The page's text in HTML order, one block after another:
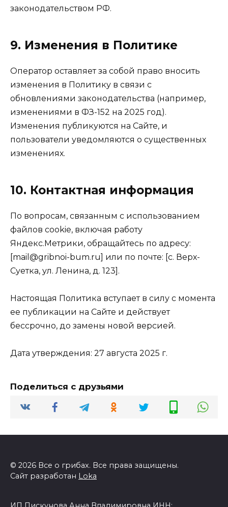
законодательством РФ.
9. Изменения в Политике
Оператор оставляет за собой право вносить
изменения в Политику в связи с
обновлениями законодательства (например,
изменениями в ФЗ-152 на 2025 год).
Изменения публикуются на Сайте, и
пользователи уведомляются о существенных
изменениях.
10. Контактная информация
По вопросам, связанным с использованием
файлов cookie, включая работу
Яндекс.Метрики, обращайтесь по адресу:
[mail@gribnoi-bum.ru] или по почте: [с. Верх-
Суетка, ул. Ленина, д. 123].
Настоящая Политика вступает в силу с момента
ее публикации на Сайте и действует
бессрочно, до замены новой версией.
Дата утверждения: 27 августа 2025 г.
Поделиться с друзьями
© 2026 Все о грибах. Все права защищены.
Сайт разработан Loka